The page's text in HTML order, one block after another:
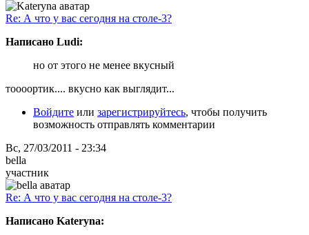
Re: А что у вас сегодня на столе-3?
Написано Ludi:
но от этого не менее вкусный
тоооортик.... вкусно как выглядит...
Войдите или зарегистрируйтесь, чтобы получить
возможность отправлять комментарии
Вс, 27/03/2011 - 23:34
bella
участник
Re: А что у вас сегодня на столе-3?
Написано Kateryna: